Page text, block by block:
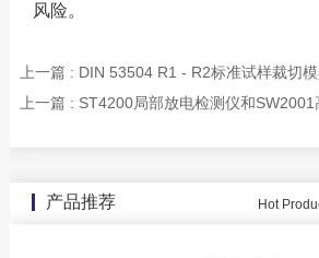
风险。
上一篇 : DIN 53504 R1 - R2标准试样裁切
上一篇 : ST4200局部放电检测仪和
产品推荐 Hot